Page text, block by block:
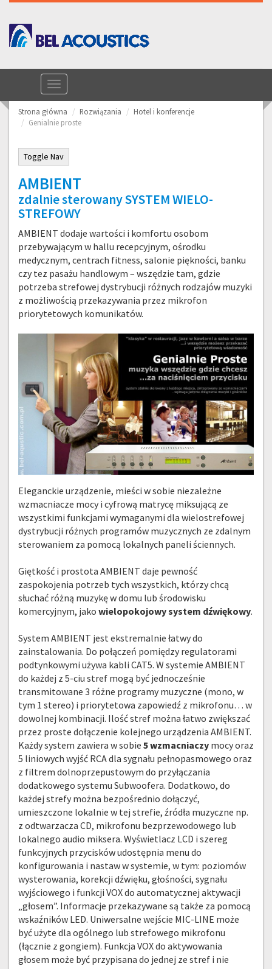
Toggle
navigation
Strona główna Rozwiązania
Hotel i konferencje
Genialnie proste
Toggle Nav
AMBIENT
zdalnie sterowany SYSTEM WIELO-
STREFOWY
AMBIENT dodaje wartości i komfortu osobom
przebywającym w hallu recepcyjnym, ośrodku
medycznym, centrach fitness, salonie piękności, banku
czy tez pasażu handlowym – wszędzie tam, gdzie
potrzeba strefowej dystrybucji różnych rodzajów muzyki
z możliwością przekazywania przez mikrofon
priorytetowych komunikatów.
Eleganckie urządzenie, mieści w sobie niezależne
wzmacniacze mocy i cyfrową matrycę miksującą ze
wszystkimi funkcjami wymaganymi dla wielostrefowej
dystrybucji różnych programów muzycznych ze zdalnym
sterowaniem za pomocą lokalnych paneli ściennych.
Giętkość i prostota AMBIENT daje pewność
zaspokojenia potrzeb tych wszystkich, którzy chcą
słuchać różną muzykę w domu lub środowisku
komercyjnym, jako wielopokojowy system dźwiękowy.
System AMBIENT jest ekstremalnie łatwy do
zainstalowania. Do połączeń pomiędzy regulatorami
podtynkowymi używa kabli CAT5. W systemie AMBIENT
do każdej z 5-ciu stref mogą być jednocześnie
transmitowane 3 różne programy muzyczne (mono, w
tym 1 stereo) i priorytetowa zapowiedź z mikrofonu… w
dowolnej kombinacji. Ilość stref można łatwo zwiększać
przez proste dołączenie kolejnego urządzenia AMBIENT.
Każdy system zawiera w sobie 5 wzmacniaczy mocy oraz
5 liniowych wyjść RCA dla sygnału pełnopasmowego oraz
z filtrem dolnoprzepustowym do przyłączania
dodatkowego systemu Subwoofera. Dodatkowo, do
każdej strefy można bezpośrednio dołączyć,
umieszczone lokalnie w tej strefie, źródła muzyczne np.
z odtwarzacza CD, mikrofonu bezprzewodowego lub
lokalnego audio miksera. Wyświetlacz LCD i szereg
funkcyjnych przycisków udostępnia menu do
konfigurowania i nastaw w systemie, w tym: poziomów
wysterowania, korekcji dźwięku, głośności, sygnału
wyjściowego i funkcji VOX do automatycznej aktywacji
„głosem”. Informacje przekazywane są także za pomocą
wskaźników LED. Uniwersalne wejście MIC-LINE może
być użyte dla ogólnego lub strefowego mikrofonu
(łącznie z gongiem). Funkcja VOX do aktywowania
głosem może być przypisana do jednej ze stref i nie